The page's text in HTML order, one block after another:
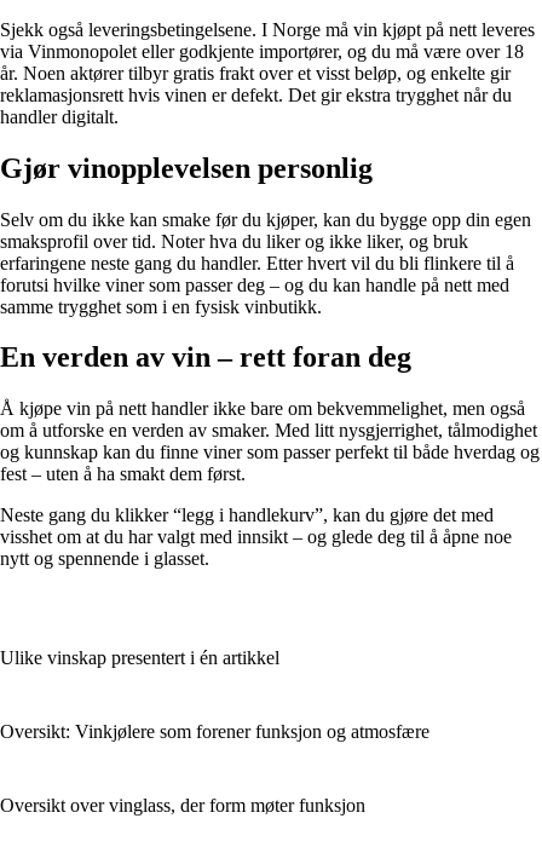
Sjekk også leveringsbetingelsene. I Norge må vin kjøpt på nett leveres
via Vinmonopolet eller godkjente importører, og du må være over 18
år. Noen aktører tilbyr gratis frakt over et visst beløp, og enkelte gir
reklamasjonsrett hvis vinen er defekt. Det gir ekstra trygghet når du
handler digitalt.
Gjør vinopplevelsen personlig
Selv om du ikke kan smake før du kjøper, kan du bygge opp din egen
smaksprofil over tid. Noter hva du liker og ikke liker, og bruk
erfaringene neste gang du handler. Etter hvert vil du bli flinkere til å
forutsi hvilke viner som passer deg – og du kan handle på nett med
samme trygghet som i en fysisk vinbutikk.
En verden av vin – rett foran deg
Å kjøpe vin på nett handler ikke bare om bekvemmelighet, men også
om å utforske en verden av smaker. Med litt nysgjerrighet, tålmodighet
og kunnskap kan du finne viner som passer perfekt til både hverdag og
fest – uten å ha smakt dem først.
Neste gang du klikker “legg i handlekurv”, kan du gjøre det med
visshet om at du har valgt med innsikt – og glede deg til å åpne noe
nytt og spennende i glasset.
Ulike vinskap presentert i én artikkel
Oversikt: Vinkjølere som forener funksjon og atmosfære
Oversikt over vinglass, der form møter funksjon